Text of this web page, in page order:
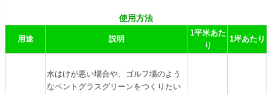
使用方法
用途 説明
1平米あた
り
1坪あたり
水はけが悪い場合や、ゴルフ場のよう
なベントグラスグリーンをつくりたい